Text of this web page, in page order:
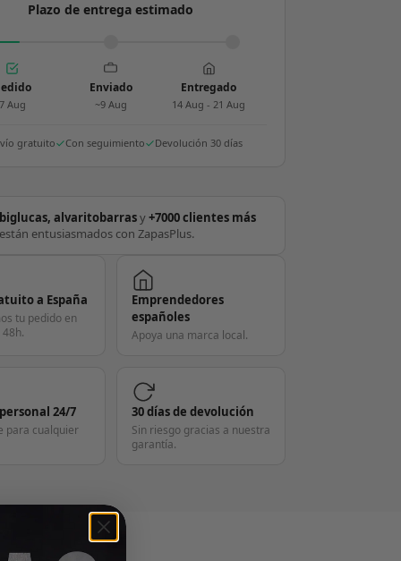
Plazo de entrega estimado
Aug
Enviado
~9 Aug
Entregado
14 Aug - 21 Aug
gratuito Con seguimiento Devolución 30 días
biglucas, alvaritobarrasy+7000 clientes más
están entusiasmados con ZapasPlus.
a España
tu pedido en
Emprendedores
españoles
Apoya una marca local.
24/7
para cualquier
30 días de devolución
Sin riesgo gracias a nuestra
garantía.